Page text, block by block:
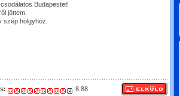
Budapestet!
jöttem.
szép hölgyhöz.
8.88